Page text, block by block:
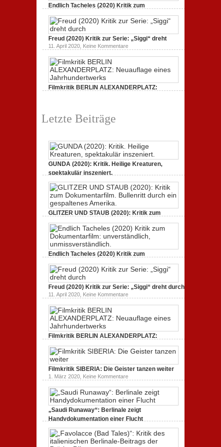
(2020):
Kritik
zum
Dokumentarfilm.
durch
ein
Amerika.
Endlich Tacheles (2020) Kritik zum
Dokumentarfilm: unverständlich,
19. Mai 2020,Keine Kommentarezu
Tacheles
(2020)
Kritik
zum
Dokumentarfilm:
unmissverständlich.
Freud (2020) Kritik zur Serie: „Siggi“ dreht
11. April 2020, Keine Kommentarezu
Freud
(2020)
zur
dreht
durch
Filmkritik BERLIN ALEXANDERPLATZ:
Letzte Beiträge
GUNDA (2020): Kritik. Heilige Kreaturen,
spektakulär inszeniert.
GUNDA
(2020):
Kritik.
Kreaturen,
spektakulär
GLITZER UND STAUB (2020): Kritik zum
Dokumentarfilm. Bullenritt durch ein
gespaltenes Amerika.
3. Oktober 2020,Keine Kommentarezu
UND
STAUB
Kritik
zum
Bullenritt
durch
ein
Endlich Tacheles (2020) Kritik zum
Dokumentarfilm: unverständlich,
unmissverständlich.
19. Mai 2020,Keine Kommentare
Endlich
Tacheles
(2020)
unverständlich,
Freud (2020) Kritik zur Serie: „Siggi“ dreht durch
11. April 2020, Keine Kommentarezu
Freud
(2020)
zur
dreht
durch
Filmkritik BERLIN ALEXANDERPLATZ:
Neuauflage eines Jahrhundertwerks
1. März 2020,Keine Kommentarezu
BERLIN
ALEXANDERPLATZ:
Neuauflage
eines
Jahrhundertwerks
Filmkritik SIBERIA: Die Geister tanzen weiter
1. März 2020, Keine Kommentarezu
Filmkritik
SIBERIA:
Die
Geister
tanzen
weiter
„Saudi Runaway“: Berlinale zeigt
Handydokumentation einer Flucht
„Saudi
Runaway“:
Berlinale